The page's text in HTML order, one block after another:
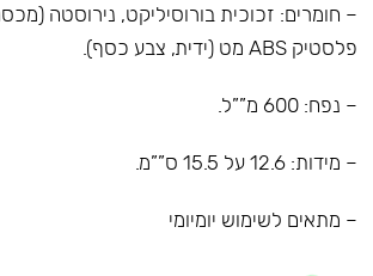
– חומרים: זכוכית בורוסיליקט, נירוסטה
פלסטיק ABS מט (ידית, צבע כסף).
– נפח: 600 מ””ל.
– מידות: 12.6 על 15.5 ס””מ.
– מתאים לשימוש יומיומי